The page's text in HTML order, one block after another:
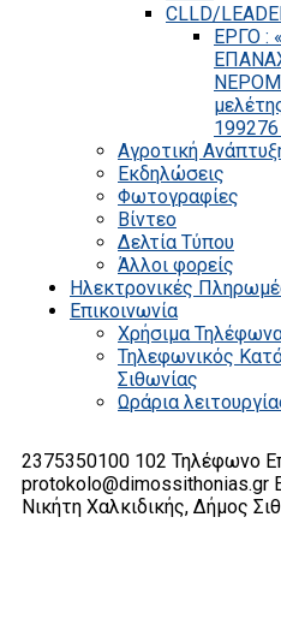
CLLD/
ΕΡΓΟ :
Αγροτική
Εκδηλώσεις
Φωτογραφίες
Βίντεο
Δελτία Τύπου
Άλλοι φορείς
Ηλεκτρονικές
Επικοινωνία
Χρήσιμα
Τηλεφωνικός
Σιθωνίας
Ωράρια
2375350100 102 Τηλέφωνο
protokolo@dimossithonias.gr
Νικήτη Χαλκιδικής, Δήμος